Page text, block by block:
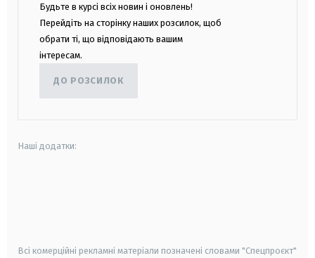
Будьте в курсі всіх новин і оновлень!
Перейдіть на сторінку наших розсилок, щоб
обрати ті, що відповідають вашим
інтересам.
ДО РОЗСИЛОК
Наші додатки:
Всі комерційні рекламні матеріали позначені словами "Спецпроєкт"